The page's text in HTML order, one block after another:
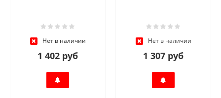
Нет в наличии
1 402 руб
Нет в наличии
1 307 руб